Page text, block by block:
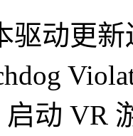
驱动更
动 VR